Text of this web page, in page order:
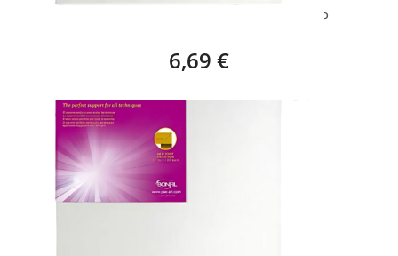
BASTIDOR EUROPA STAR (35 X 24 CM) – 5P
6,69 €